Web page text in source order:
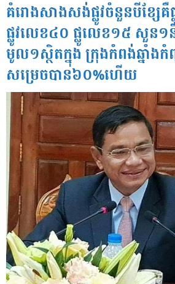
គំរោងសាងសង់ផ្លូវចំនួនបីខ្សែគឺ
ផ្លូវលេខ៤០ ផ្លូលេខ១៥ សួន១និ
មូល១ស្ថិតក្នុង ក្រុងកំពង់ឆ្នាំង
សម្រេចបាន៦០%ហើយ